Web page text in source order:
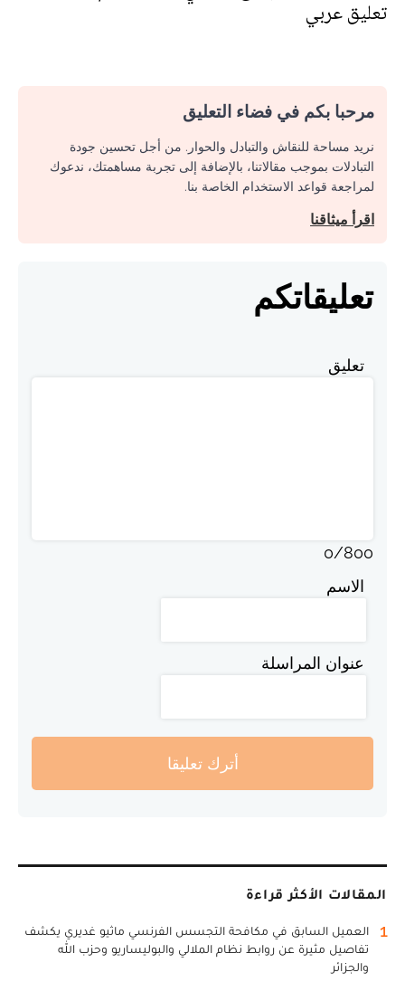
تعليق عربي
مرحبا بكم في فضاء التعليق
نريد مساحة للنقاش والتبادل والحوار. من أجل تحسين جودة
التبادلات بموجب مقالاتنا، بالإضافة إلى تجربة مساهمتك، ندعوك
لمراجعة قواعد الاستخدام الخاصة بنا.
اقرأ ميثاقنا
تعليقاتكم
تعليق
0/800
الاسم
عنوان المراسلة
أترك تعليقا
المقالات الأكثر قراءة
1
العميل السابق في مكافحة التجسس الفرنسي ماثيو غديري يكشف
تفاصيل مثيرة عن روابط نظام الملالي والبوليساريو وحزب الله
والجزائر